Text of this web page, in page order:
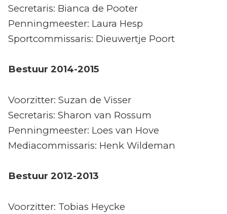
Secretaris: Bianca de Pooter
Penningmeester: Laura Hesp
Sportcommissaris: Dieuwertje Poort
Bestuur 2014-2015
Voorzitter: Suzan de Visser
Secretaris: Sharon van Rossum
Penningmeester: Loes van Hove
Mediacommissaris: Henk Wildeman
Bestuur 2012-2013
Voorzitter: Tobias Heycke